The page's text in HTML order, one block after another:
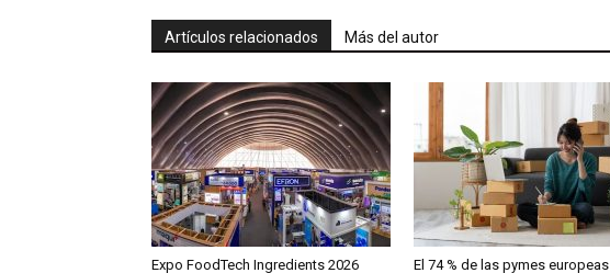
Artículos relacionados Más del autor
Expo FoodTech Ingredients 2026
El 74 % de las pymes europeas